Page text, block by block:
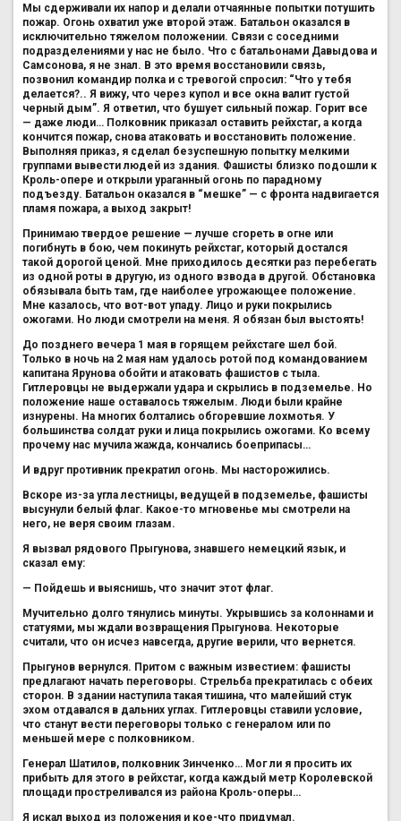
Мы сдерживали их напор и делали отчаянные попытки потушить
пожар. Огонь охватил уже второй этаж. Батальон оказался в
исключительно тяжелом положении. Связи с соседними
подразделениями у нас не было. Что с батальонами Давыдова и
Самсонова, я не знал. В это время восстановили связь,
позвонил командир полка и с тревогой спросил: “Что у тебя
делается?.. Я вижу, что через купол и все окна валит густой
черный дым”. Я ответил, что бушует сильный пожар. Горит все
— даже люди… Полковник приказал оставить рейхстаг, а когда
кончится пожар, снова атаковать и восстановить положение.
Выполняя приказ, я сделал безуспешную попытку мелкими
группами вывести людей из здания. Фашисты близко подошли к
Кроль-опере и открыли ураганный огонь по парадному
подъезду. Батальон оказался в “мешке” — с фронта надвигается
пламя пожара, а выход закрыт!
Принимаю твердое решение — лучше сгореть в огне или
погибнуть в бою, чем покинуть рейхстаг, который достался
такой дорогой ценой. Мне приходилось десятки раз перебегать
из одной роты в другую, из одного взвода в другой. Обстановка
обязывала быть там, где наиболее угрожающее положение.
Мне казалось, что вот-вот упаду. Лицо и руки покрылись
ожогами. Но люди смотрели на меня. Я обязан был выстоять!
До позднего вечера 1 мая в горящем рейхстаге шел бой.
Только в ночь на 2 мая нам удалось ротой под командованием
капитана Ярунова обойти и атаковать фашистов с тыла.
Гитлеровцы не выдержали удара и скрылись в подземелье. Но
положение наше оставалось тяжелым. Люди были крайне
изнурены. На многих болтались обгоревшие лохмотья. У
большинства солдат руки и лица покрылись ожогами. Ко всему
прочему нас мучила жажда, кончались боеприпасы…
И вдруг противник прекратил огонь. Мы насторожились.
Вскоре из-за угла лестницы, ведущей в подземелье, фашисты
высунули белый флаг. Какое-то мгновенье мы смотрели на
него, не веря своим глазам.
Я вызвал рядового Прыгунова, знавшего немецкий язык, и
сказал ему:
— Пойдешь и выяснишь, что значит этот флаг.
Мучительно долго тянулись минуты. Укрывшись за колоннами и
статуями, мы ждали возвращения Прыгунова. Некоторые
считали, что он исчез навсегда, другие верили, что вернется.
Прыгунов вернулся. Притом с важным известием: фашисты
предлагают начать переговоры. Стрельба прекратилась с обеих
сторон. В здании наступила такая тишина, что малейший стук
эхом отдавался в дальних углах. Гитлеровцы ставили условие,
что станут вести переговоры только с генералом или по
меньшей мере с полковником.
Генерал Шатилов, полковник Зинченко… Мог ли я просить их
прибыть для этого в рейхстаг, когда каждый метр Королевской
площади простреливался из района Кроль-оперы…
Я искал выход из положения и кое-что придумал.